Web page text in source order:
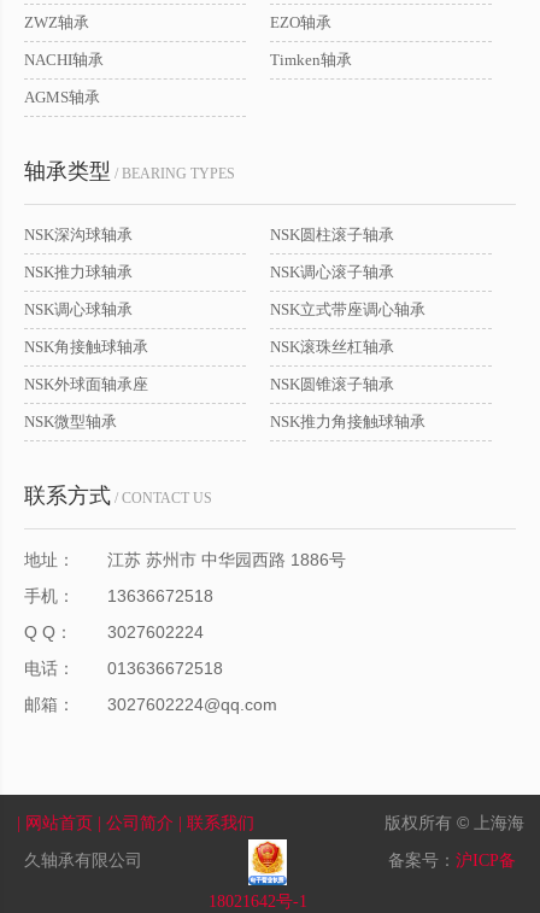
ZWZ轴承 EZO轴承
NACHI轴承 Timken轴承
AGMS轴承
轴承类型 / BEARING TYPES
NSK深沟球轴承 NSK圆柱滚子轴承
NSK推力球轴承 NSK调心滚子轴承
NSK调心球轴承 NSK立式带座调心轴承
NSK角接触球轴承 NSK滚珠丝杠轴承
NSK外球面轴承座 NSK圆锥滚子轴承
NSK微型轴承 NSK推力角接触球轴承
联系方式 / CONTACT US
地址：
江苏 苏州市 中华园西路 1886号
手机：
13636672518
Q Q：
3027602224
电话：
013636672518
邮箱：
3027602224@qq.com
| 网站首页 | 公司简介 | 联系我们
版权所有 © 上海海
久轴承有限公司
备案号： 沪ICP备
18021642号-1